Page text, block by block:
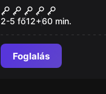
Új
Invázió
2-5 fő12+60 min.
Foglalás